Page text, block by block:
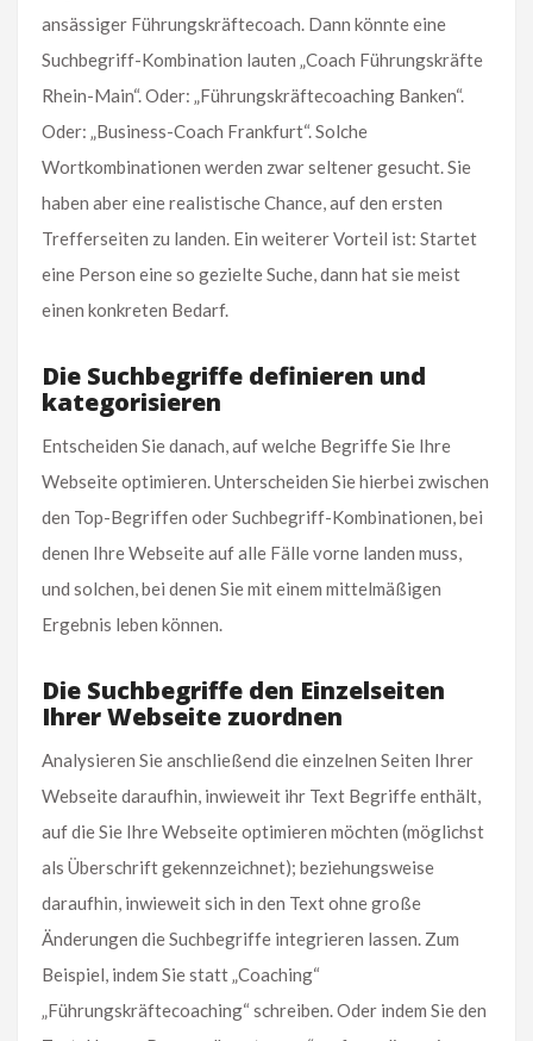
ansässiger Führungskräftecoach. Dann könnte eine
Suchbegriff-Kombination lauten „Coach Führungskräfte
Rhein-Main“. Oder: „Führungskräftecoaching Banken“.
Oder: „Business-Coach Frankfurt“. Solche
Wortkombinationen werden zwar seltener gesucht. Sie
haben aber eine realistische Chance, auf den ersten
Trefferseiten zu landen. Ein weiterer Vorteil ist: Startet
eine Person eine so gezielte Suche, dann hat sie meist
einen konkreten Bedarf.
Die Suchbegriffe definieren und
kategorisieren
Entscheiden Sie danach, auf welche Begriffe Sie Ihre
Webseite optimieren. Unterscheiden Sie hierbei zwischen
den Top-Begriffen oder Suchbegriff-Kombinationen, bei
denen Ihre Webseite auf alle Fälle vorne landen muss,
und solchen, bei denen Sie mit einem mittelmäßigen
Ergebnis leben können.
Die Suchbegriffe den Einzelseiten
Ihrer Webseite zuordnen
Analysieren Sie anschließend die einzelnen Seiten Ihrer
Webseite daraufhin, inwieweit ihr Text Begriffe enthält,
auf die Sie Ihre Webseite optimieren möchten (möglichst
als Überschrift gekennzeichnet); beziehungsweise
daraufhin, inwieweit sich in den Text ohne große
Änderungen die Suchbegriffe integrieren lassen. Zum
Beispiel, indem Sie statt „Coaching“
„Führungskräftecoaching“ schreiben. Oder indem Sie den